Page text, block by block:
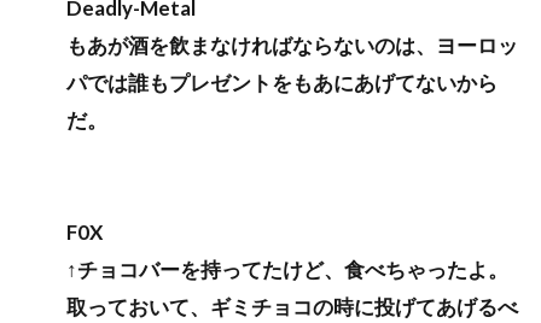
Deadly-Metal
もあが酒を飲まなければならないのは、ヨーロッ
パでは誰もプレゼントをもあにあげてないから
だ。
F0X
↑チョコバーを持ってたけど、食べちゃったよ。
取っておいて、ギミチョコの時に投げてあげるべ